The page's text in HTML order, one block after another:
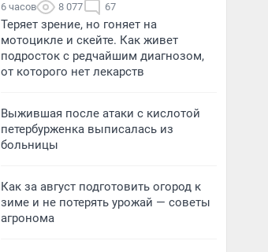
6 часов 8 077 67
Теряет зрение, но гоняет на
мотоцикле и скейте. Как живет
подросток с редчайшим диагнозом,
от которого нет лекарств
Выжившая после атаки с кислотой
петербурженка выписалась из
больницы
Как за август подготовить огород к
зиме и не потерять урожай — советы
агронома